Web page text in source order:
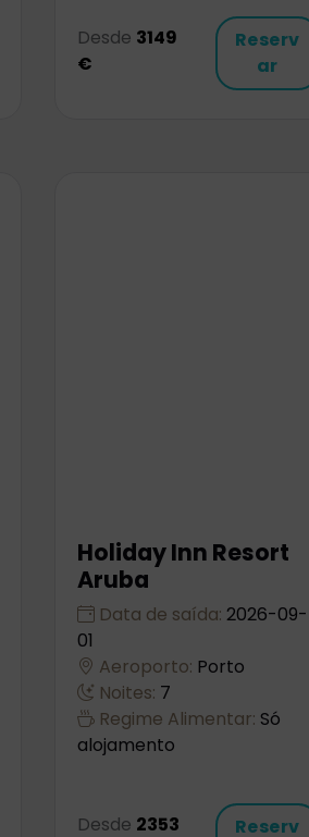
Desde 3149
€
Reserv
ar
Holiday Inn Resort
Aruba
Data de saída: 2026-09-
01
Aeroporto: Porto
Noites: 7
Regime Alimentar: Só
alojamento
Desde 2353 Reserv